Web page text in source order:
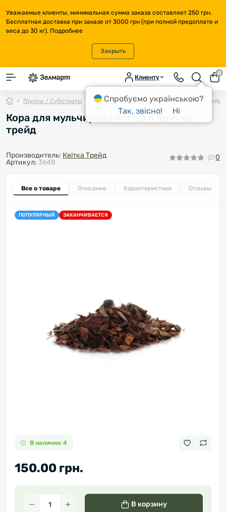
Уважаемые клиенты, минимальная сумма заказа составляет 250 грн.
Бесплатная доставка при заказе от 3000 грн (при полной предоплате и
веса до 30 кг). Подробнее
Закрыть
Клиенту
0
Грунты / Субстраты Кора для мульчирования 50 л Квитка трейд
Кора для мульчирования 50 л Квитка
трейд
Производитель: Квітка Трейд
Артикул: 3648
0
Все о товаре Описание Характеристики Отзывы
ПОПУЛЯРНЫЙ ЗАКАНЧИВАЕТСЯ
В наличии: 4
150.00 грн.
В корзину
Спробуємо українською?
Так, звісно!
Ні